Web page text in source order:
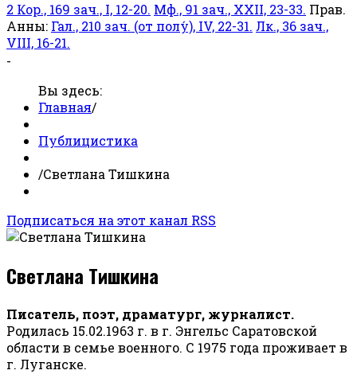
2 Кор., 169 зач., I, 12-20. Мф., 91 зач., XXII, 23-33. Прав.
Анны: Гал., 210 зач. (от полу́), IV, 22-31. Лк., 36 зач.,
VIII, 16-21.
-
Вы здесь:
Главная/
Публицистика
/Светлана Тишкина
Подписаться на этот канал RSS
Светлана Тишкина
Писатель, поэт, драматург, журналист.
Родилась 15.02.1963 г. в г. Энгельс Саратовской
области в семье военного. С 1975 года проживает в
г. Луганске.